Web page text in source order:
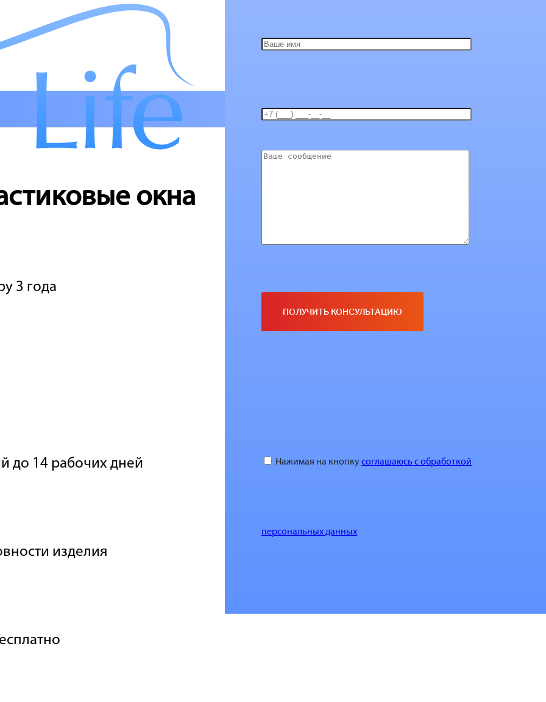
Нажимая на кнопкусоглашаюсь с обработкой
персональных данных
окна
3 года
до 14 рабочих дней
изделия